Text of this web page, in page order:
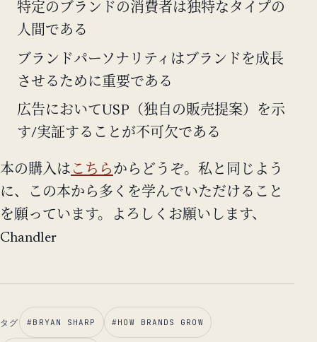
特定のブランドの消費者は独特なタイプの
人間である
ブランドパーソナリティはブランドを成長
させるために重要である
広告においてUSP（独自の販売提案）を示
す/実証することが不可欠である
本の購入は こちら からどうぞ。私と同じよう
に、この本から多くを学んでいただけること
を願っています。よろしくお願いします、
Chandler
タグ #BRYAN SHARP #HOW BRANDS GROW